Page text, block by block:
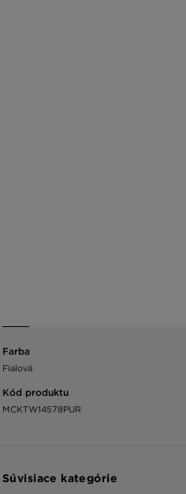
Farba
Fialová
Kód produktu
MCKTW14578PUR
Súvisiace kategórie